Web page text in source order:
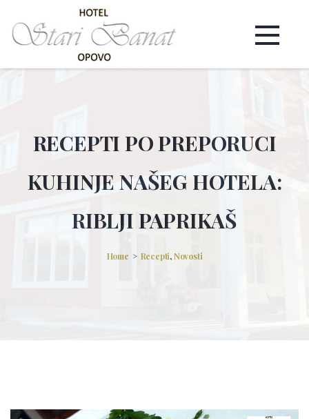
RECEPTI PO PREPORUCI
KUHINJE NAŠEG HOTELA:
RIBLJI PAPRIKAŠ
Home Recepti,Novosti